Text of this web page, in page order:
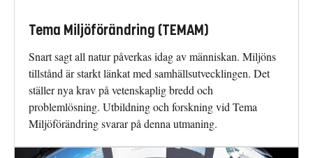
Tema Miljöförändring (TEMAM)
Snart sagt all natur påverkas idag av människan. Miljöns
tillstånd är starkt länkat med samhällsutvecklingen. Det
ställer nya krav på vetenskaplig bredd och
problemlösning. Utbildning och forskning vid Tema
Miljöförändring svarar på denna utmaning.